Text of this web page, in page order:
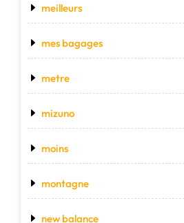
meilleurs
mes bagages
metre
mizuno
moins
montagne
new balance